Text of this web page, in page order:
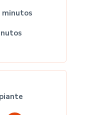
minutos